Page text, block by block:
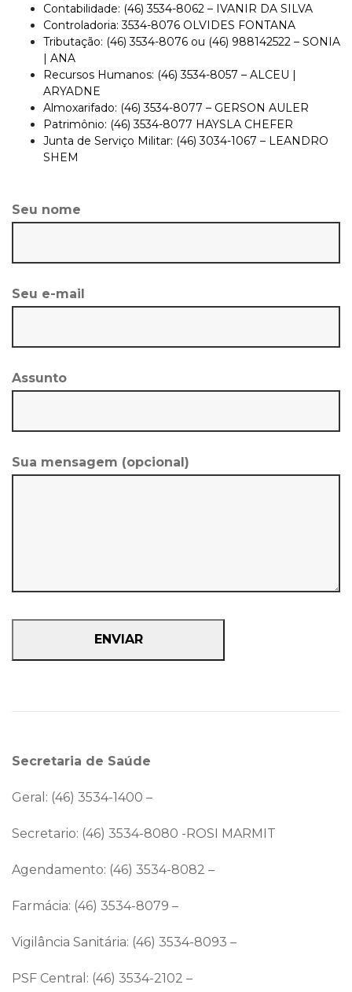
Contabilidade: (46) 3534-8062 – IVANIR DA SILVA
Controladoria: 3534-8076 OLVIDES FONTANA
Tributação: (46) 3534-8076 ou (46) 988142522 – SONIA
| ANA
Recursos Humanos: (46) 3534-8057 – ALCEU |
ARYADNE
Almoxarifado: (46) 3534-8077 – GERSON AULER
Patrimônio: (46) 3534-8077 HAYSLA CHEFER
Junta de Serviço Militar: (46) 3034-1067 – LEANDRO
SHEM
Seu nome
Seu e-mail
Assunto
Sua mensagem (opcional)
Secretaria de Saúde
Geral: (46) 3534-1400 –
Secretario: (46) 3534-8080 -ROSI MARMIT
Agendamento: (46) 3534-8082 –
Farmácia: (46) 3534-8079 –
Vigilância Sanitária: (46) 3534-8093 –
PSF Central: (46) 3534-2102 –